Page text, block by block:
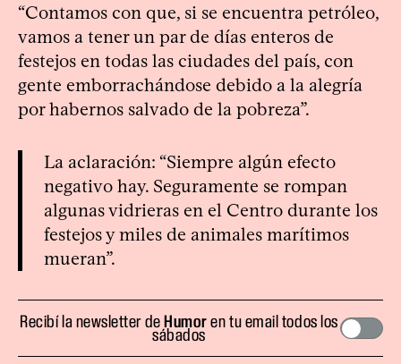
“Contamos con que, si se encuentra petróleo,
vamos a tener un par de días enteros de
festejos en todas las ciudades del país, con
gente emborrachándose debido a la alegría
por habernos salvado de la pobreza”.
La aclaración: “Siempre algún efecto
negativo hay. Seguramente se rompan
algunas vidrieras en el Centro durante los
festejos y miles de animales marítimos
mueran”.
Recibí la newsletter deHumoren tu email todos los
sábados